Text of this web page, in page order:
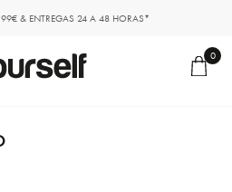
& ENTREGAS 24 A 48 HORAS*
0